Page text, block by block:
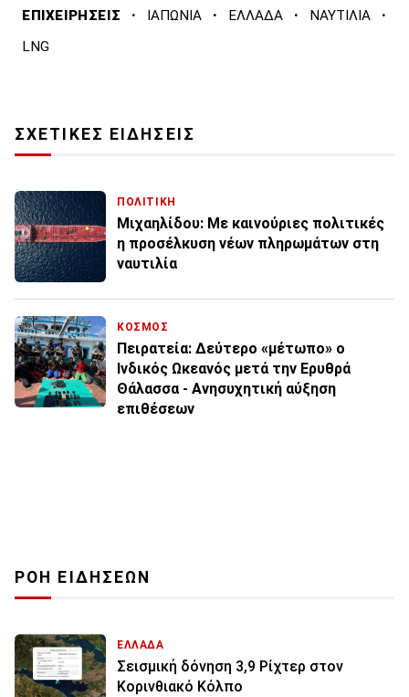
ΕΠΙΧΕΙΡΗΣΕΙΣ · ΙΑΠΩΝΙΑ · ΕΛΛΑΔΑ · ΝΑΥΤΙΛΙΑ ·
LNG
ΣΧΕΤΙΚΕΣ ΕΙΔΗΣΕΙΣ
ΠΟΛΙΤΙΚΗ
Μιχαηλίδου: Με καινούριες πολιτικές
η προσέλκυση νέων πληρωμάτων στη
ναυτιλία
ΚΟΣΜΟΣ
Πειρατεία: Δεύτερο «μέτωπο» ο
Ινδικός Ωκεανός μετά την Ερυθρά
Θάλασσα - Ανησυχητική αύξηση
επιθέσεων
ΡΟΗ ΕΙΔΗΣΕΩΝ
ΕΛΛΑΔΑ
Σεισμική δόνηση 3,9 Ρίχτερ στον
Κορινθιακό Κόλπο